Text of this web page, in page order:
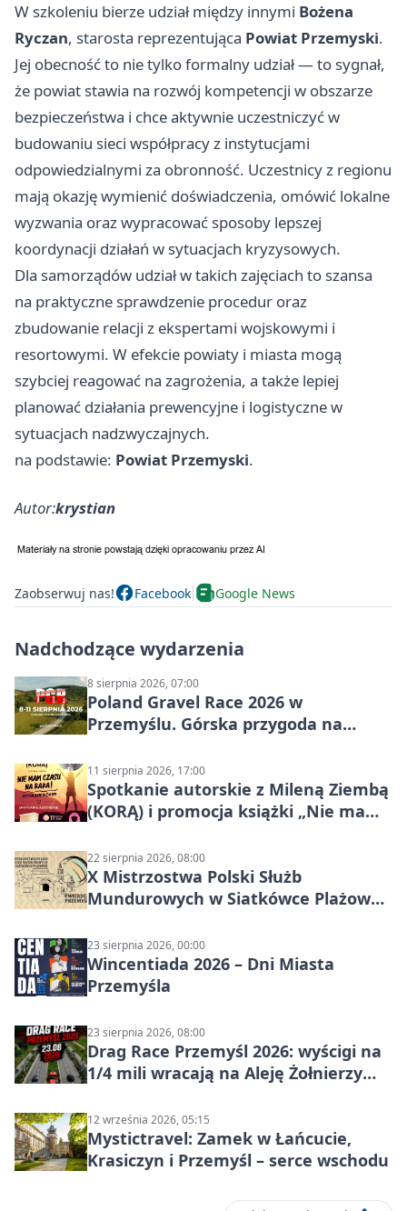
W szkoleniu bierze udział między innymi Bożena
Ryczan, starosta reprezentująca Powiat Przemyski.
Jej obecność to nie tylko formalny udział — to sygnał,
że powiat stawia na rozwój kompetencji w obszarze
bezpieczeństwa i chce aktywnie uczestniczyć w
budowaniu sieci współpracy z instytucjami
odpowiedzialnymi za obronność. Uczestnicy z regionu
mają okazję wymienić doświadczenia, omówić lokalne
wyzwania oraz wypracować sposoby lepszej
koordynacji działań w sytuacjach kryzysowych.
Dla samorządów udział w takich zajęciach to szansa
na praktyczne sprawdzenie procedur oraz
zbudowanie relacji z ekspertami wojskowymi i
resortowymi. W efekcie powiaty i miasta mogą
szybciej reagować na zagrożenia, a także lepiej
planować działania prewencyjne i logistyczne w
sytuacjach nadzwyczajnych.
na podstawie: Powiat Przemyski.
Autor:krystian
Zaobserwuj nas! Facebook Google News
Nadchodzące wydarzenia
8 sierpnia 2026, 07:00
Poland Gravel Race 2026 w
Przemyślu. Górska przygoda na
11 sierpnia 2026, 17:00
Spotkanie autorskie z Mileną Ziembą
(KORĄ) i promocja książki „Nie mam
22 sierpnia 2026, 08:00
X Mistrzostwa Polski Służb
Mundurowych w Siatkówce Plażowej
23 sierpnia 2026, 00:00
Wincentiada 2026 – Dni Miasta
Przemyśla
23 sierpnia 2026, 08:00
Drag Race Przemyśl 2026: wyścigi na
1/4 mili wracają na Aleję Żołnierzy
12 września 2026, 05:15
Mystictravel: Zamek w Łańcucie,
Krasiczyn i Przemyśl – serce wschodu